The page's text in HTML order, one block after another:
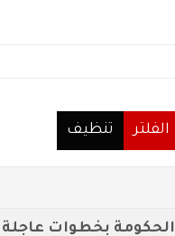
الفلتر تنظيف
بخطوات عاجلة